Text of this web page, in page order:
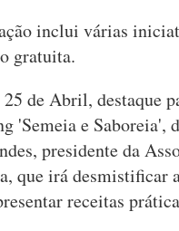
inclui várias
gratuita.
25 de Abril, destaque
'Semeia e Saboreia',
presidente da
que irá desmistificar
receitas